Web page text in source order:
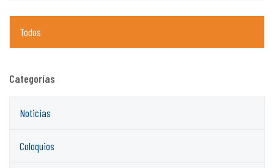
Todos
Categorías
Noticias
Coloquios